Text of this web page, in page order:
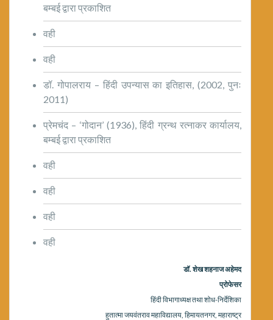
बम्बई द्वारा प्रकाशित
वही
वही
डॉ. गोपालराय – हिंदी उपन्यास का इतिहास, (2002, पुनः
2011)
प्रेमचंद – ‘गोदान’ (1936), हिंदी ग्रन्थ रत्नाकर कार्यालय,
बम्बई द्वारा प्रकाशित
वही
वही
वही
वही
डॉ. शेख शहनाज अहेमद
प्रोफेसर
हिंदी विभागाध्यक्ष तथा शोध-निर्देशिका
हुतात्मा जयवंतराव महाविद्यालय, हिमायतनगर, महाराष्ट्र